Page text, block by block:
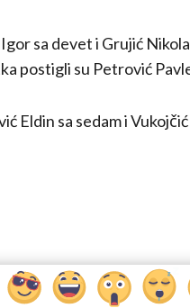
sa devet i Grujić
postigli su Petrović
Eldin sa sedam i